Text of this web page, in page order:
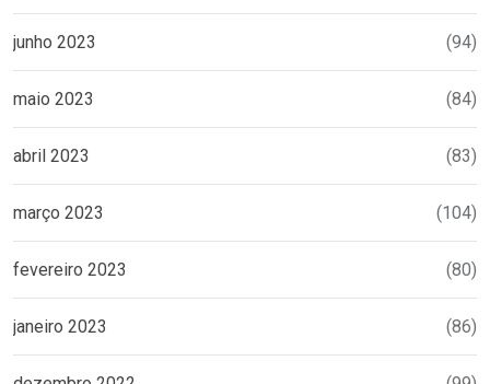
junho 2023 (94)
maio 2023 (84)
abril 2023 (83)
março 2023 (104)
fevereiro 2023 (80)
janeiro 2023 (86)